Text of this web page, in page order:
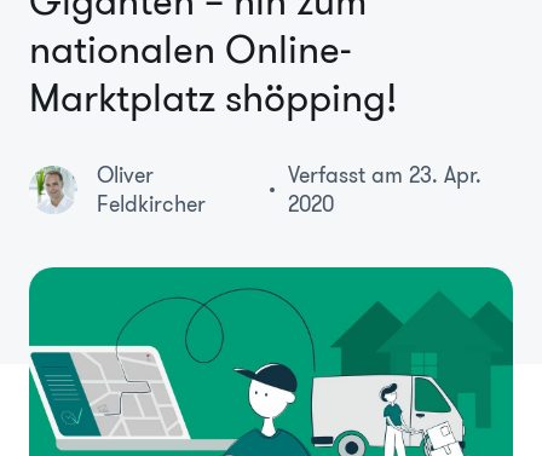
Branchen
Über Uns
nationalen Online-
Marktplatz shöpping!
Oliver
Feldkircher
Verfasst am 23. Apr.
2020